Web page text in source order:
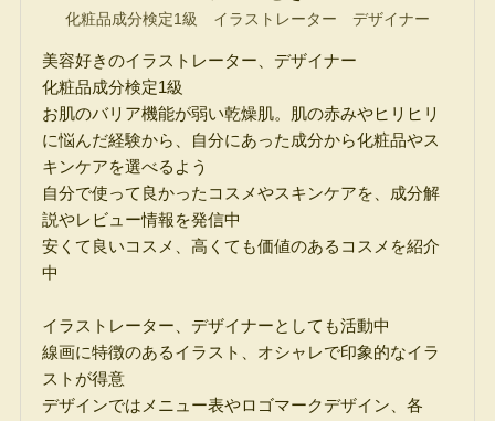
化粧品成分検定1級 イラストレーター デザイナー
美容好きのイラストレーター、デザイナー
化粧品成分検定1級
お肌のバリア機能が弱い乾燥肌。肌の赤みやヒリヒリ
に悩んだ経験から、自分にあった成分から化粧品やス
キンケアを選べるよう
自分で使って良かったコスメやスキンケアを、成分解
説やレビュー情報を発信中
安くて良いコスメ、高くても価値のあるコスメを紹介
中
イラストレーター、デザイナーとしても活動中
線画に特徴のあるイラスト、オシャレで印象的なイラ
ストが得意
デザインではメニュー表やロゴマークデザイン、各